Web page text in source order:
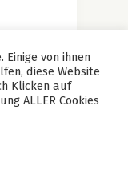
Bilder und
Einige von ihnen
diese Website
Klicken auf
ALLER Cookies